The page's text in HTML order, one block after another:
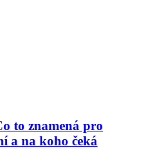
to znamená pro
a na koho čeká